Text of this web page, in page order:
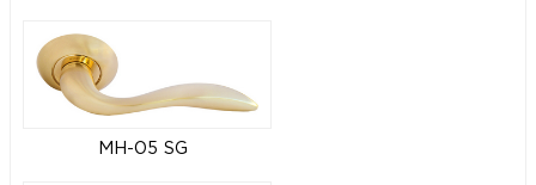
MH-05 SG